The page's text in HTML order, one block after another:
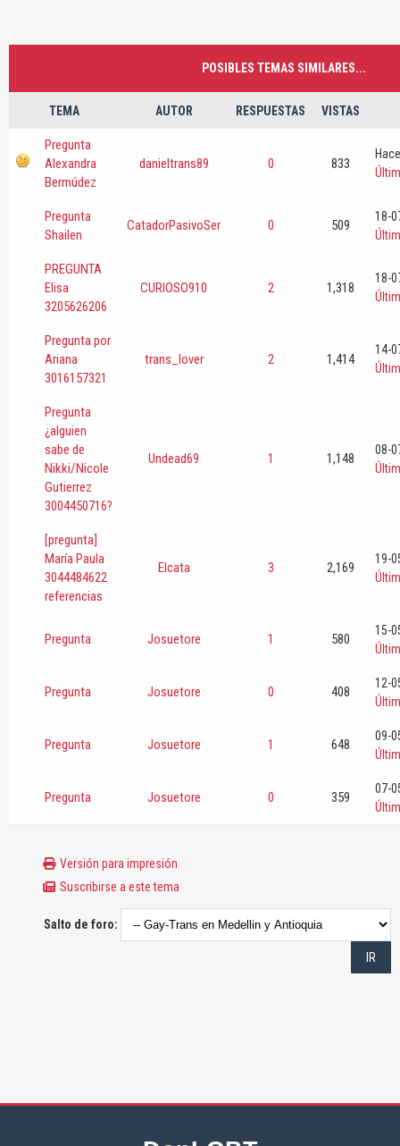
POSIBLES TEMAS SIMILARES...
TEMA AUTOR RESPUESTAS VISTAS
Pregunta
Alexandra
Bermúdez
danieltrans89 0 833
Pregunta
Shailen
CatadorPasivoSer 0 509
18-
PREGUNTA
Elisa
3205626206
CURIOSO910 2 1,318
18-
Pregunta por
Ariana
3016157321
trans_lover 2 1,414
14-
Pregunta
¿alguien
sabe de
Nikki/Nicole
Gutierrez
3004450716?
Undead69 1 1,148
08-
[pregunta]
María Paula
3044484622
referencias
Elcata 3 2,169
19-
Pregunta Josuetore 1 580
15-
Pregunta Josuetore 0 408
12-
Pregunta Josuetore 1 648
09-
Pregunta Josuetore 0 359
07-
Versión para impresión
Suscribirse a este tema
Salto de foro: